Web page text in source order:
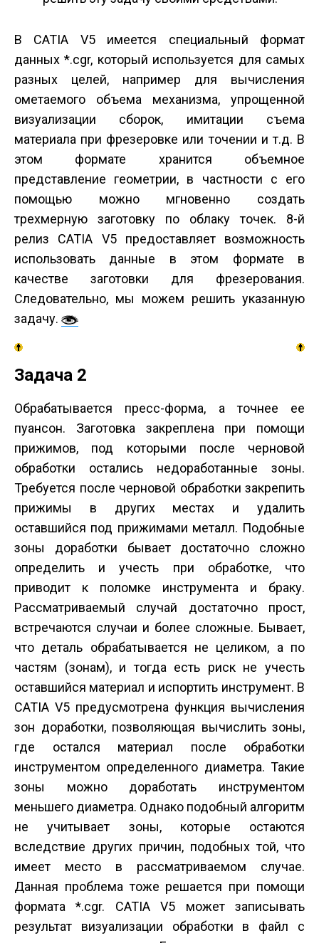
В CATIA V5 имеется специальный формат
данных *.cgr, который используется для самых
разных целей, например для вычисления
ометаемого объема механизма, упрощенной
визуализации сборок, имитации съема
материала при фрезеровке или точении и т.д. В
этом формате хранится объемное
представление геометрии, в частности с его
помощью можно мгновенно создать
трехмерную заготовку по облаку точек. 8-й
релиз CATIA V5 предоставляет возможность
использовать данные в этом формате в
качестве заготовки для фрезерования.
Следовательно, мы можем решить указанную
задачу.
Задача 2
Обрабатывается пресс-форма, а точнее ее
пуансон. Заготовка закреплена при помощи
прижимов, под которыми после черновой
обработки остались недоработанные зоны.
Требуется после черновой обработки закрепить
прижимы в других местах и удалить
оставшийся под прижимами металл. Подобные
зоны доработки бывает достаточно сложно
определить и учесть при обработке, что
приводит к поломке инструмента и браку.
Рассматриваемый случай достаточно прост,
встречаются случаи и более сложные. Бывает,
что деталь обрабатывается не целиком, а по
частям (зонам), и тогда есть риск не учесть
оставшийся материал и испортить инструмент. В
CATIA V5 предусмотрена функция вычисления
зон доработки, позволяющая вычислить зоны,
где остался материал после обработки
инструментом определенного диаметра. Такие
зоны можно доработать инструментом
меньшего диаметра. Однако подобный алгоритм
не учитывает зоны, которые остаются
вследствие других причин, подобных той, что
имеет место в рассматриваемом случае.
Данная проблема тоже решается при помощи
формата *.cgr. CATIA V5 может записывать
результат визуализации обработки в файл с